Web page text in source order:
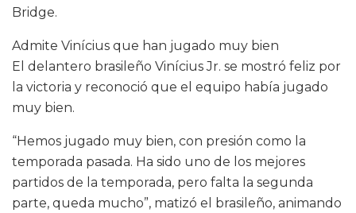
Bridge.
Admite Vinícius que han jugado muy bien
El delantero brasileño Vinícius Jr. se mostró feliz por
la victoria y reconoció que el equipo había jugado
muy bien.
“Hemos jugado muy bien, con presión como la
temporada pasada. Ha sido uno de los mejores
partidos de la temporada, pero falta la segunda
parte, queda mucho”, matizó el brasileño, animando